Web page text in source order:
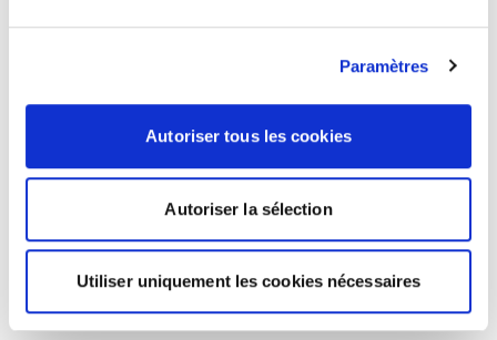
Paramètres
Autoriser tous les cookies
Autoriser la sélection
Utiliser uniquement les cookies nécessaires